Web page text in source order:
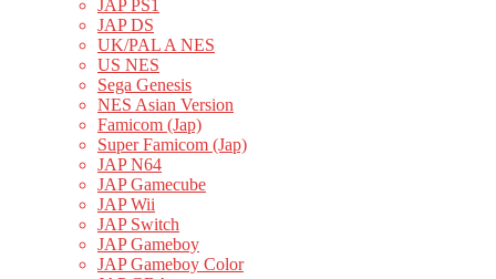
JAP PS1
JAP DS
UK/PAL A NES
US NES
Sega Genesis
NES Asian Version
Famicom (Jap)
Super Famicom (Jap)
JAP N64
JAP Gamecube
JAP Wii
JAP Switch
JAP Gameboy
JAP Gameboy Color